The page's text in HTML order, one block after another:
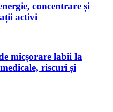
concentrare și
activi
micșorare labii la
riscuri și